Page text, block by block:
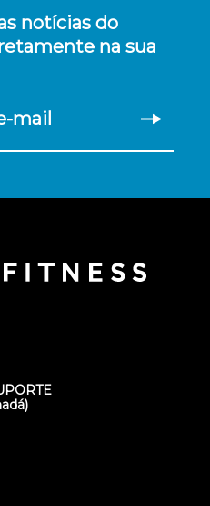
notícias do
na sua
mail